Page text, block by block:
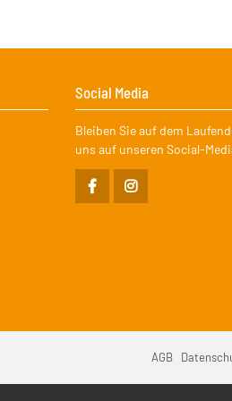
Social Media
Bleiben Sie auf dem
uns auf unseren Social-
AGB